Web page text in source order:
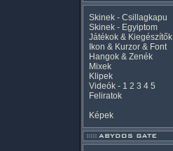
Skinek - Csillagkapu
Skinek - Egyiptom
Játékok & Kiegészítők
Ikon & Kurzor & Font
Hangok & Zenék
Mixek
Klipek
Videók - 1 2 3 4 5
Feliratok
Képek